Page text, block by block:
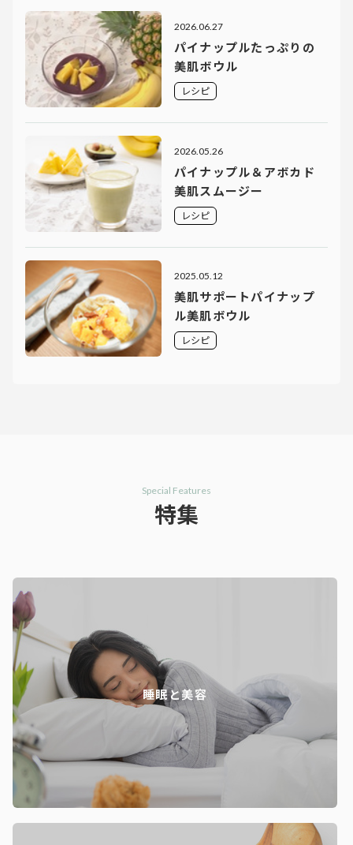
2026.06.27
パイナップルたっぷりの
美肌ボウル
レシピ
2026.05.26
パイナップル＆アボカド
美肌スムージー
レシピ
2025.05.12
美肌サポートパイナップ
ル美肌ボウル
レシピ
Special Features
特集
睡眠と美容